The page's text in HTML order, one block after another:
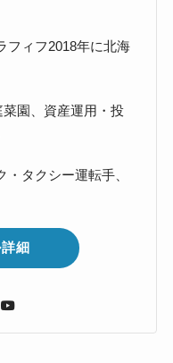
フィフ2018年に北海
園、資産運用・投
タクシー運転手、
細